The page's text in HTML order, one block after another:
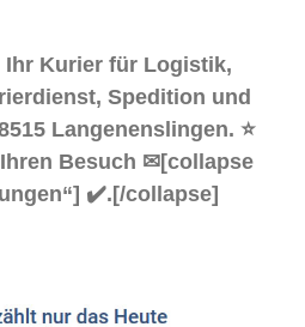
Ihr Kurier für Logistik,
Spedition und
Langenenslingen. ⭐
Besuch ✉[collapse
✔️.[/collapse]